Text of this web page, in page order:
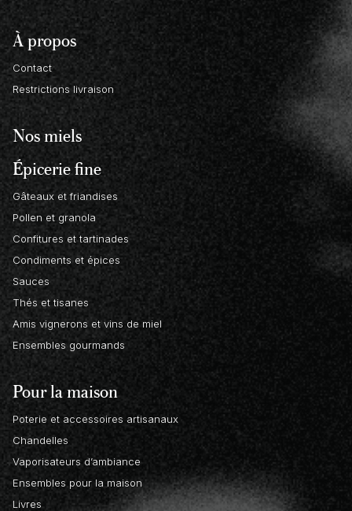
À propos
Contact
Restrictions livraison
Nos miels
Épicerie fine
Gâteaux et friandises
Pollen et granola
Confitures et tartinades
Condiments et épices
Sauces
Thés et tisanes
Amis vignerons et vins de miel
Ensembles gourmands
Pour la maison
Poterie et accessoires artisanaux
Chandelles
Vaporisateurs d’ambiance
Ensembles pour la maison
Livres